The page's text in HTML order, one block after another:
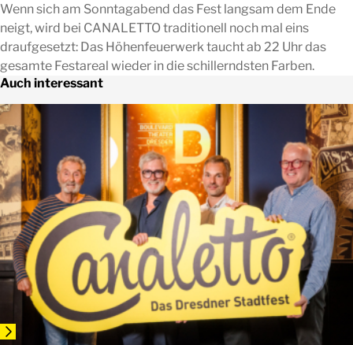
Wenn sich am Sonntagabend das Fest langsam dem Ende
neigt, wird bei CANALETTO traditionell noch mal eins
draufgesetzt: Das Höhenfeuerwerk taucht ab 22 Uhr das
gesamte Festareal wieder in die schillerndsten Farben.
Auch interessant